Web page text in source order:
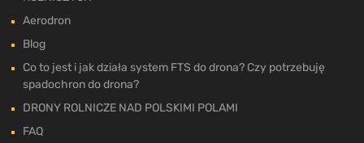
Aerodron
Blog
Co to jest i jak działa system FTS do drona? Czy potrzebuję
spadochron do drona?
DRONY ROLNICZE NAD POLSKIMI POLAMI
FAQ